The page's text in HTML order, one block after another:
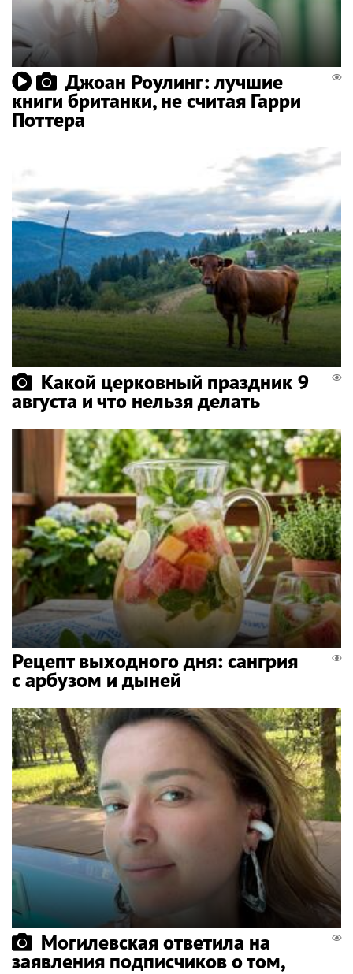
Джоан Роулинг: лучшие
книги британки, не считая Гарри
Поттера
Какой церковный праздник 9
августа и что нельзя делать
Рецепт выходного дня: сангрия
с арбузом и дыней
Могилевская ответила на
заявления подписчиков о том,